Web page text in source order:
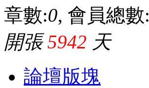
章數:0, 會員總數:
開張5942 天
論壇版塊